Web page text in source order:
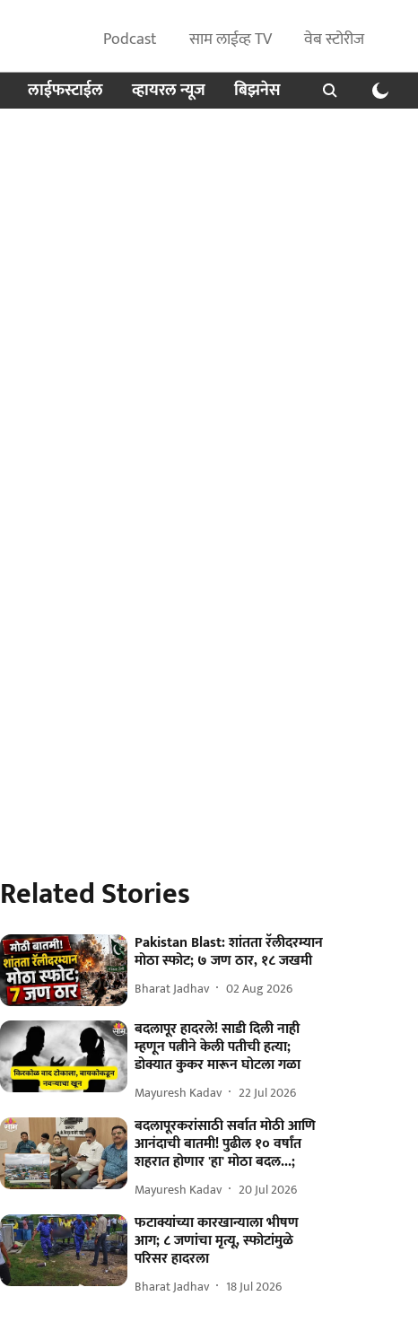
Podcast साम लाईव्ह TV
वेब स्टोरीज
लाईफस्टाईल व्हायरल न्यूज बिझनेस
Related Stories
Pakistan Blast: शांतता रॅलीदरम्यान
मोठा स्फोट; ७ जण ठार, १८ जखमी
Bharat Jadhav 02 Aug 2026
बदलापूर हादरले! साडी दिली नाही
म्हणून पत्नीने केली पतीची हत्या;
डोक्यात कुकर मारून घोटला गळा
Mayuresh Kadav 22 Jul 2026
बदलापूरकरांसाठी सर्वात मोठी आणि
आनंदाची बातमी! पुढील १० वर्षांत
शहरात होणार 'हा' मोठा बदल...;
Mayuresh Kadav 20 Jul 2026
फटाक्यांच्या कारखान्याला भीषण
आग; ८ जणांचा मृत्यू, स्फोटांमुळे
परिसर हादरला
Bharat Jadhav 18 Jul 2026